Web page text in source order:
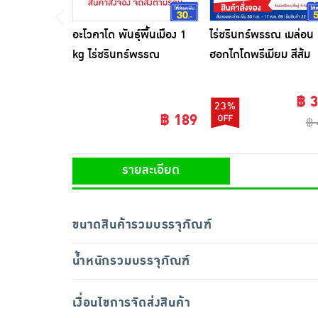
อะโวคาโด พันธุ์พื้นเมือง 1
kg ไร่ชรินทร์พรรณ
฿ 189
ไร่ชรินทร์พรรณ เมล่อน
ฮอกไกโดพรีเมียม สีส้ม
ลูก
23% ฿
฿
รายละเอียด
ขนาดสินค้ารวมบรรจุภัณฑ์
น้ำหนักรวมบรรจุภัณฑ์
เงื่อนไขการจัดส่งสินค้า